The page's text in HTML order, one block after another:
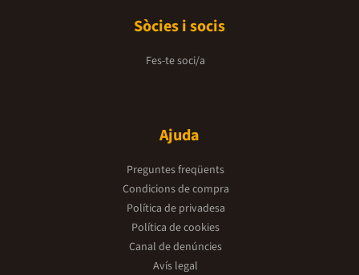
Sòcies i socis
Fes-te soci/a
Ajuda
Preguntes freqüents
Condicions de compra
Política de privadesa
Política de cookies
Canal de denúncies
Avís legal